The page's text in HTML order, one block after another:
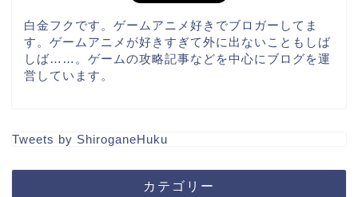
白金フクです。ゲームアニメ好きでブロガーしてま
す。ゲームアニメが好きすぎて外に出ないこともしば
しば……。ゲームの攻略記事などを中心にブログを運
営しています。
Tweets by ShiroganeHuku
カテゴリー